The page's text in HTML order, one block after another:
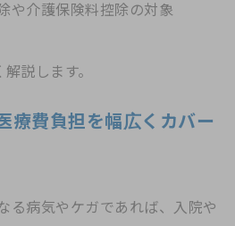
や介護保険料控除の対象
説します。
療費負担を幅広くカバー
る病気やケガであれば、入院や